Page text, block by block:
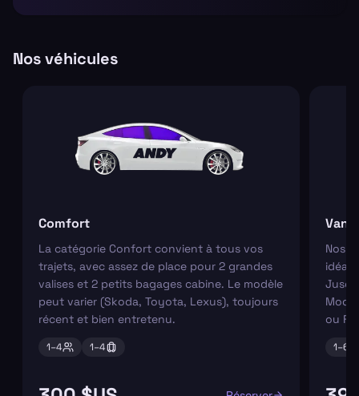
Nos véhicules
Comfort
La catégorie Confort convient à tous vos
trajets, avec assez de place pour 2 grandes
valises et 2 petits bagages cabine. Le modèle
peut varier (Skoda, Toyota, Lexus), toujours
récent et bien entretenu.
1–4 1–4
Van
Nos
ou
1–6